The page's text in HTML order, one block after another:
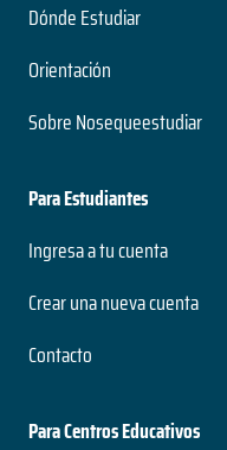
Dónde Estudiar
Orientación
Sobre Nosequeestudiar
Para Estudiantes
Ingresa a tu cuenta
Crear una nueva cuenta
Contacto
Para Centros Educativos